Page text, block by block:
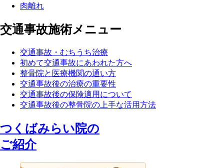
肉離れ
交通事故施術メニュー
交通事故・むちうち治療
初めて交通事故にあわれた方へ
整骨院と医療機関の通い方
交通事故後の治療の重要性
交通事故後の保険適用について
交通事故後の整骨院の上手な活用方法
つくばみらい院の
ご紹介